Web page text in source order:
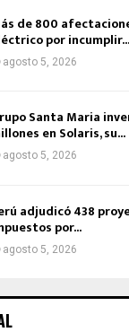
de 800
por incumplir...
agosto 5, 2026
Santa Maria
en Solaris, su...
agosto 5, 2026
adjudicó 438
por...
agosto 5, 2026